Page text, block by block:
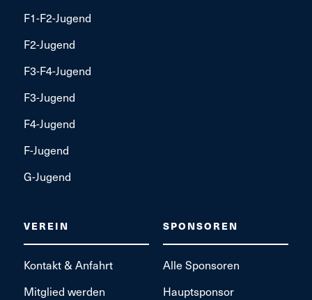
F1-F2-Jugend
F2-Jugend
F3-F4-Jugend
F3-Jugend
F4-Jugend
F-Jugend
G-Jugend
VEREIN
Kontakt & Anfahrt
Mitglied werden
SPONSOREN
Alle Sponsoren
Hauptsponsor